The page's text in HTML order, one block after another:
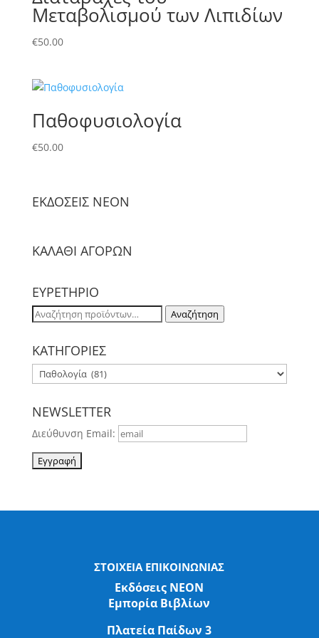
Μεταβολισμού των Λιπιδίων
€50.00
Παθοφυσιολογία
€50.00
ΕΚΔΟΣΕΙΣ NΕΟΝ
ΚΑΛΑΘΙ ΑΓΟΡΩΝ
ΕΥΡΕΤΗΡΙΟ
Αναζήτηση
Αναζήτηση
ΚΑΤΗΓΟΡΙΕΣ
NEWSLETTER
Διεύθυνση Email:
ΣΤΟΙΧΕΙΑ ΕΠΙΚΟΙΝΩΝΙΑΣ
Εκδόσεις ΝΕΟΝ
Εμπορία Βιβλίων
Πλατεία Παίδων 3